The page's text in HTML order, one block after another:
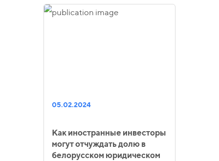
05.02.2024
Как иностранные инвесторы
могут отчуждать долю в
белорусском юридическом